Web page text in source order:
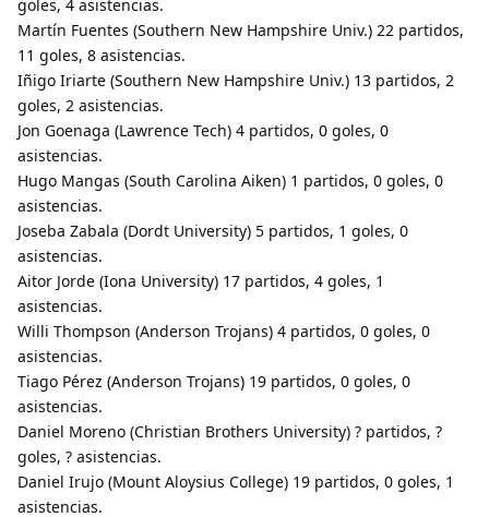
goles, 4 asistencias.
Martín Fuentes (Southern New Hampshire Univ.) 22 partidos,
11 goles, 8 asistencias.
Iñigo Iriarte (Southern New Hampshire Univ.) 13 partidos, 2
goles, 2 asistencias.
Jon Goenaga (Lawrence Tech) 4 partidos, 0 goles, 0
asistencias.
Hugo Mangas (South Carolina Aiken) 1 partidos, 0 goles, 0
asistencias.
Joseba Zabala (Dordt University) 5 partidos, 1 goles, 0
asistencias.
Aitor Jorde (Iona University) 17 partidos, 4 goles, 1
asistencias.
Willi Thompson (Anderson Trojans) 4 partidos, 0 goles, 0
asistencias.
Tiago Pérez (Anderson Trojans) 19 partidos, 0 goles, 0
asistencias.
Daniel Moreno (Christian Brothers University) ? partidos, ?
goles, ? asistencias.
Daniel Irujo (Mount Aloysius College) 19 partidos, 0 goles, 1
asistencias.